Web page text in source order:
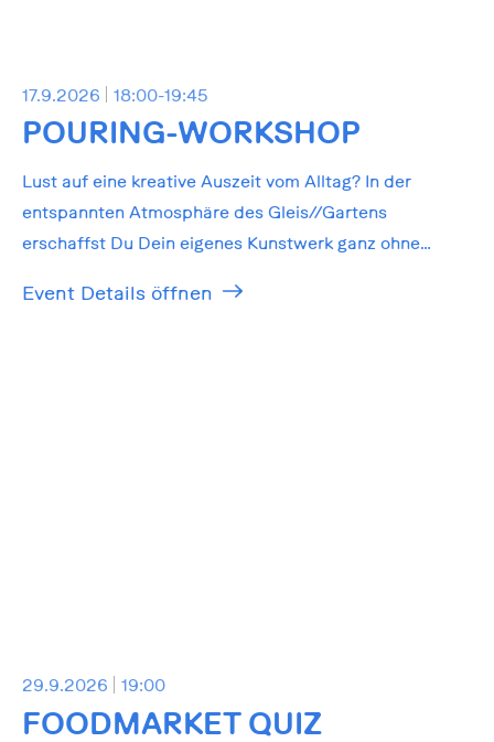
17.9.2026 18:00-19:45
POURING-WORKSHOP
Lust auf eine kreative Auszeit vom Alltag? In der
entspannten Atmosphäre des Gleis//Gartens
erschaffst Du Dein eigenes Kunstwerk ganz ohne
Event Details öffnen
29.9.2026 19:00
FOODMARKET QUIZ